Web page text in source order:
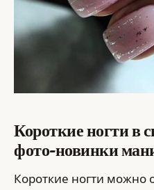
Короткие ногти в
фото-новинки
Короткие ногти